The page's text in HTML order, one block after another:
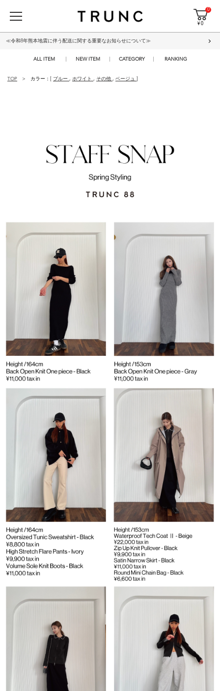
0
¥ 0
≪令和8年熊本地震に伴う配送に関する重要なお知らせについて≫
ALL ITEM NEW ITEM CATEGORY RANKING
TOP カラー：[ ブルー , ホワイト , その他 , ベージュ